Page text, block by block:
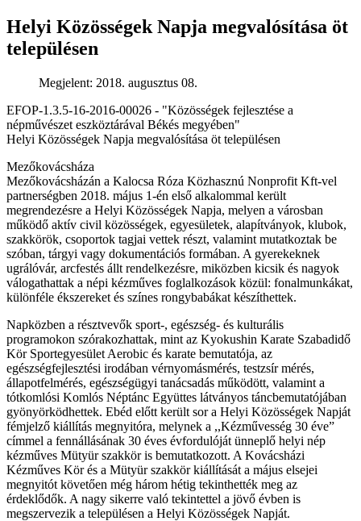
Helyi Közösségek Napja megvalósítása öt
településen
Megjelent: 2018. augusztus 08.
EFOP-1.3.5-16-2016-00026 - "Közösségek fejlesztése a
népművészet eszköztárával Békés megyében"
Helyi Közösségek Napja megvalósítása öt településen
Mezőkovácsháza
Mezőkovácsházán a Kalocsa Róza Közhasznú Nonprofit Kft-vel
partnerségben 2018. május 1-én első alkalommal került
megrendezésre a Helyi Közösségek Napja, melyen a városban
működő aktív civil közösségek, egyesületek, alapítványok, klubok,
szakkörök, csoportok tagjai vettek részt, valamint mutatkoztak be
szóban, tárgyi vagy dokumentációs formában. A gyerekeknek
ugrálóvár, arcfestés állt rendelkezésre, miközben kicsik és nagyok
válogathattak a népi kézműves foglalkozások közül: fonalmunkákat,
különféle ékszereket és színes rongybabákat készíthettek.
Napközben a résztvevők sport-, egészség- és kulturális
programokon szórakozhattak, mint az Kyokushin Karate Szabadidő
Kör Sportegyesület Aerobic és karate bemutatója, az
egészségfejlesztési irodában vérnyomásmérés, testzsír mérés,
állapotfelmérés, egészségügyi tanácsadás működött, valamint a
tótkomlósi Komlós Néptánc Együttes látványos táncbemutatójában
gyönyörködhettek. Ebéd előtt került sor a Helyi Közösségek Napját
fémjelző kiállítás megnyitóra, melynek a ,,Kézművesség 30 éve”
címmel a fennállásának 30 éves évfordulóját ünneplő helyi nép
kézműves Mütyür szakkör is bemutatkozott. A Kovácsházi
Kézműves Kör és a Mütyür szakkör kiállítását a május elsejei
megnyitót követően még három hétig tekinthették meg az
érdeklődők. A nagy sikerre való tekintettel a jövő évben is
megszervezik a településen a Helyi Közösségek Napját.